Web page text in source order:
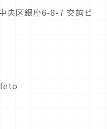
央区銀座6-8-7 交詢ビ